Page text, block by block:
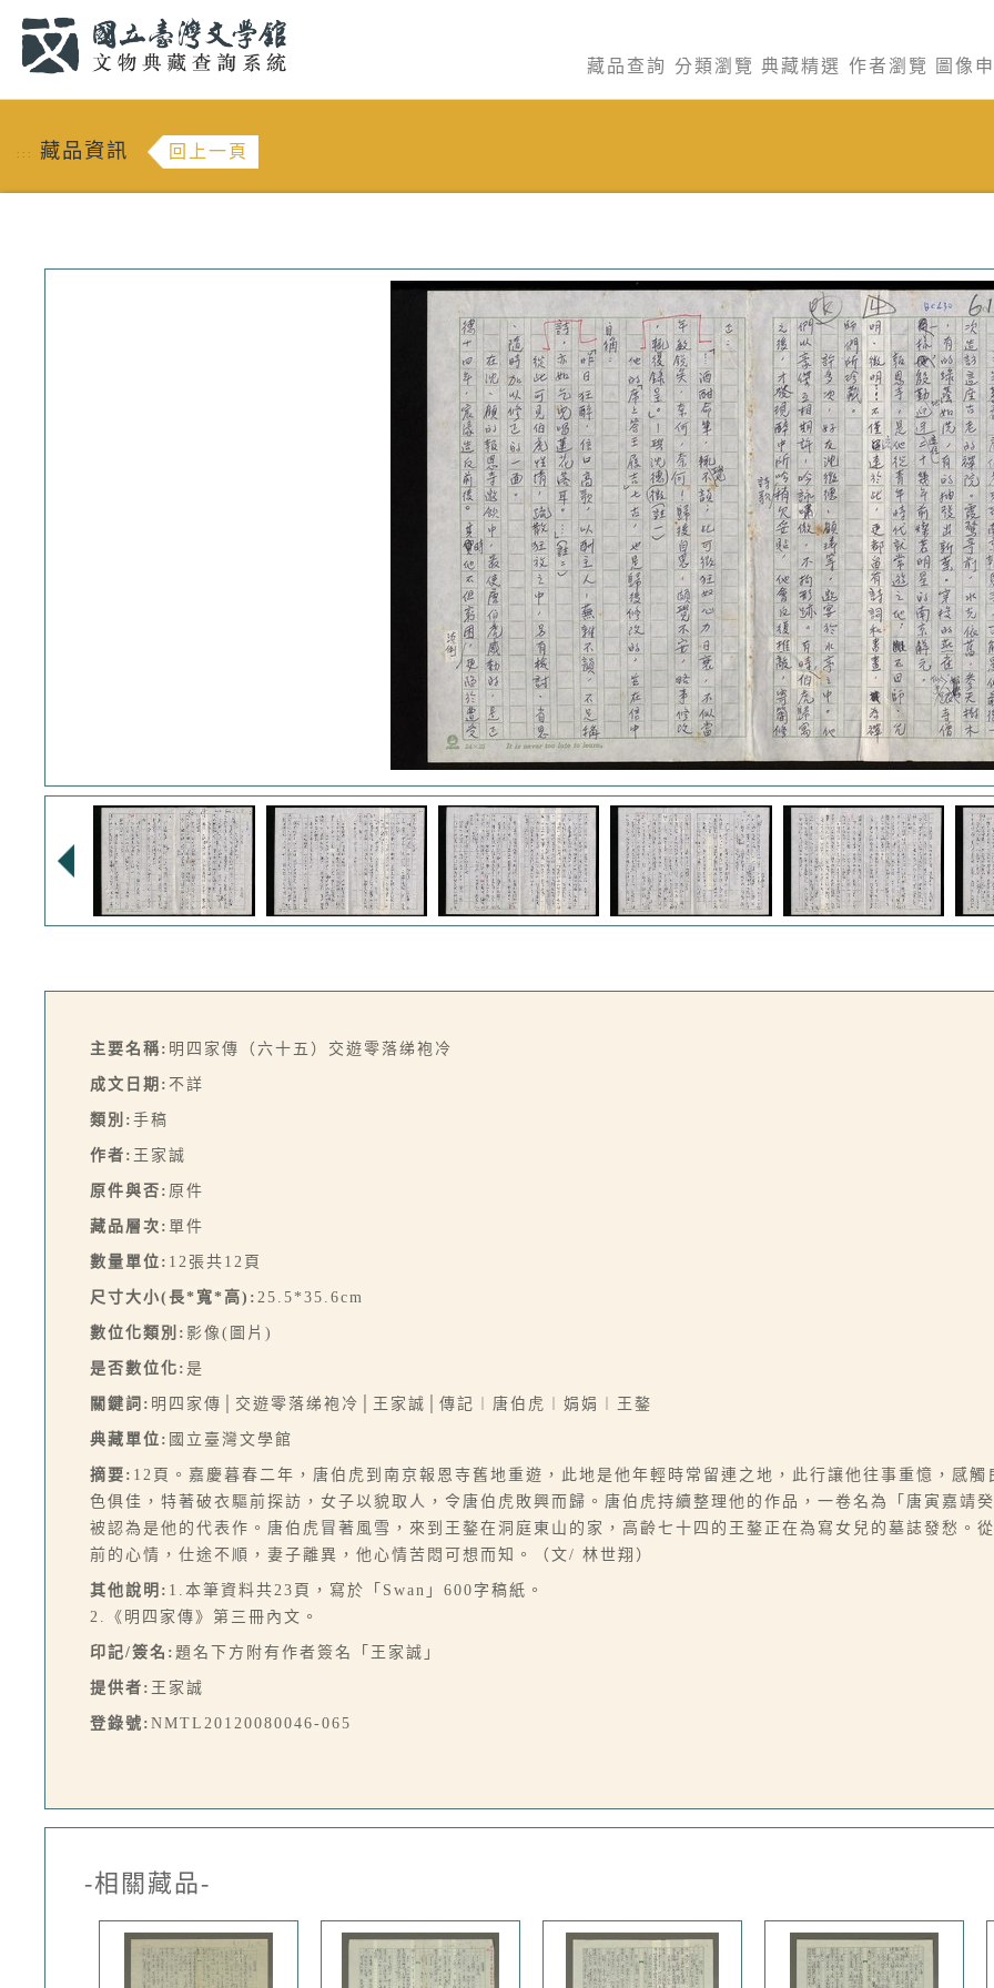
藏品查詢 分類瀏覽 典藏精選 作者瀏覽 圖像
::: 藏品資訊 回上一頁
主要名稱: 明四家傳（六十五）交遊零落绨袍冷
成文日期: 不詳
類別: 手稿
作者: 王家誠
原件與否: 原件
藏品層次: 單件
數量單位: 12張共12頁
尺寸大小(長*寬*高): 25.5*35.6cm
數位化類別: 影像(圖片)
是否數位化: 是
關鍵詞: 明四家傳│交遊零落绨袍冷│王家誠│傳記︱唐伯虎︱娟娟︱王鏊
典藏單位: 國立臺灣文學館
摘要: 12頁。嘉慶暮春二年，唐伯虎到南京報恩寺舊地重遊，此地是他年輕時常留連之地，此行讓他往事重憶，感
色俱佳，特著破衣驅前探訪，女子以貌取人，令唐伯虎敗興而歸。唐伯虎持續整理他的作品，一卷名為「唐寅嘉靖
被認為是他的代表作。唐伯虎冒著風雪，來到王鏊在洞庭東山的家，高齡七十四的王鏊正在為寫女兒的墓誌發愁。
前的心情，仕途不順，妻子離異，他心情苦悶可想而知。（文/ 林世翔）
其他說明: 1.本筆資料共23頁，寫於「Swan」600字稿紙。
2.《明四家傳》第三冊內文。
印記/簽名: 題名下方附有作者簽名「王家誠」
提供者: 王家誠
登錄號: NMTL20120080046-065
-相關藏品-